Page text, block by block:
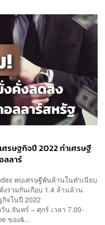
รษฐกิจปี 2022 ทำเศรษฐี
ลลาร์
พบเศรษฐีพันล้านในทำเนียบ
รวมกันเกือบ 1.4 ล้านล้าน
จในปี 2022
น จันทร์ – ศุกร์ เวลา 7.00-
ของ&...